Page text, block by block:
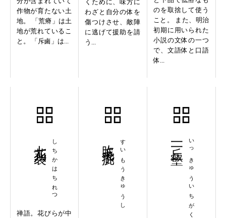
作物が育たない土
地。 「荒瘠」は土
地が荒れているこ
と。 「斥鹵」は...
くために、味方に
わざと自分の体を
傷つけさせ、敵陣
に逃げて援助を請
う...
のを取捨して使う
こと。 また、明治
初期に用いられた
小説の文体の一つ
で、文語体と口語
体...
しちかはちれつ
禅語。花びらが中
すいもうきゅうし いっきゅういちがく
一丘一壑